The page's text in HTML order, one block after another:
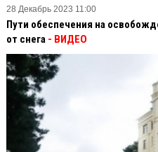
28 Декабрь 2023 11:00
Пути обеспечения на
от снега - ВИДЕО